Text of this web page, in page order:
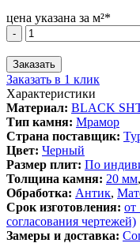
цена указана за м²*
-
Количество
товара
ПОЛ
В
ВАННОЙ
ИЗ
МРАМОРА
BLACK
SHTORM
(Блэк
Шторм)
Заказать
Заказать в 1 клик
Характеристики
Материал: BLACK
Тип камня: Мрамор
Страна поставщик:
Цвет: Черный
Размер плит: По
Толщина камня: 20 мм,
Обработка: Антик,
Срок изготовления: от
согласования чертежей)
Замеры и доставка: